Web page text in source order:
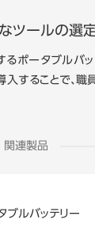
ツールの選
るポータブルバッ
入することで、職
関連製品
ブルバッテリー